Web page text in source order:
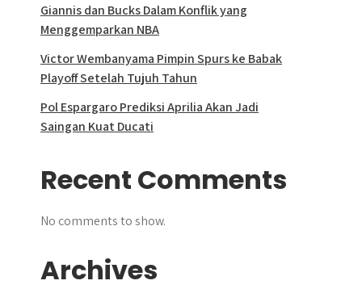
Giannis dan Bucks Dalam Konflik yang
Menggemparkan NBA
Victor Wembanyama Pimpin Spurs ke Babak
Playoff Setelah Tujuh Tahun
Pol Espargaro Prediksi Aprilia Akan Jadi
Saingan Kuat Ducati
Recent Comments
No comments to show.
Archives